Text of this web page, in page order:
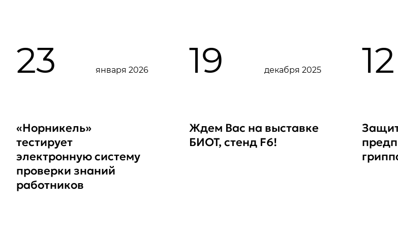
23 января 2026 19 декабря 2025 12
«Норникель»
тестирует
электронную систему
проверки знаний
работников
Ждем Вас на выставке
БИОТ, стенд F6!